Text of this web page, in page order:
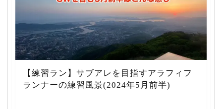
【練習ラン】サブアレを目指すアラフィフ
ランナーの練習風景(2024年5月前半)